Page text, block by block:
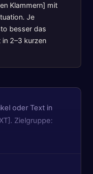
Klammern] mit
Je
besser das
in 2–3 kurzen
oder Text in
Zielgruppe: